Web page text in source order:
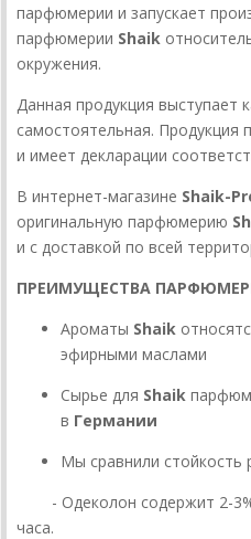
парфюмерии и запускает
парфюмерии Shaik
окружения.
Данная продукция выступает
самостоятельная. Продукция
и имеет декларации
В интернет-магазине Shaik-
оригинальную парфюмерию
и с доставкой по всей
ПРЕИМУЩЕСТВА
Ароматы Shaik
эфирными маслами
Сырье для Shaik
в Германии
Мы сравнили
- Одеколон содержит 2-3%